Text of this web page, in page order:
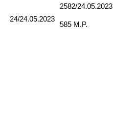
24/24.05.2023
2582/24.05.2023
585 M.P.